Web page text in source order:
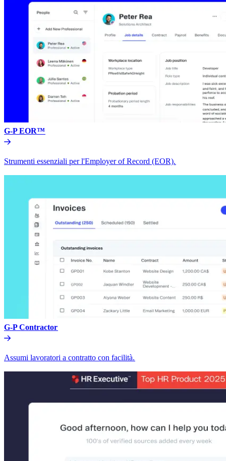
G-P EOR™​​
Strumenti essenziali per l'Employer of Record (EOR).​​
G-P Contractor​​
Assumi lavoratori a contratto con facilità.​​